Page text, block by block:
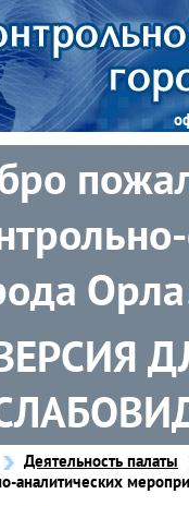
Деятельность палаты
аналитических